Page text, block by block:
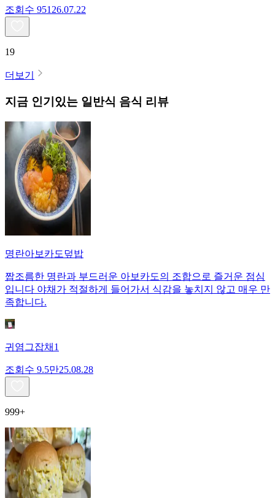
조회수 951 26.07.22
19
더보기
지금 인기있는 일반식 음식 리뷰
명란아보카도덮밥
짭조름한 명란과 부드러운 아보카도의 조합으로 즐거운 점심
입니다 야채가 적절하게 들어가서 식감을 놓치지 않고 매우 만
족합니다.
귀염그잡채1
조회수 9.5만25.08.28
999+